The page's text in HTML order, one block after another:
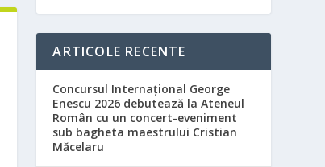
ARTICOLE RECENTE
Concursul Internațional George
Enescu 2026 debutează la Ateneul
Român cu un concert-eveniment
sub bagheta maestrului Cristian
Măcelaru